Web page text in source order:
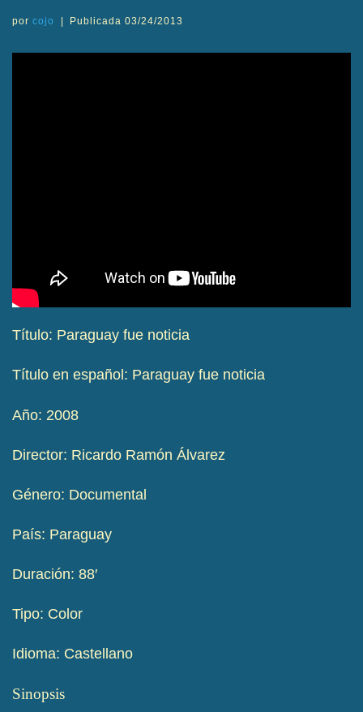
por cojo Publicada03/24/2013
Título: Paraguay fue noticia
Título en español: Paraguay fue noticia
Año: 2008
Director: Ricardo Ramón Álvarez
Género: Documental
País: Paraguay
Duración: 88′
Tipo: Color
Idioma: Castellano
Sinopsis